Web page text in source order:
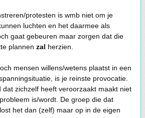
protesten is wmb niet om je
luchten en het daarmee als
gaat gebeuren maar zorgen dat die
plannen zal herzien.
mensen willens/wetens plaatst in een
is je reinste provocatie.
dat zichzelf heeft veroorzaakt maakt niet
is/wordt. De groep die dat
het dan (zelf) maar op in de eigen